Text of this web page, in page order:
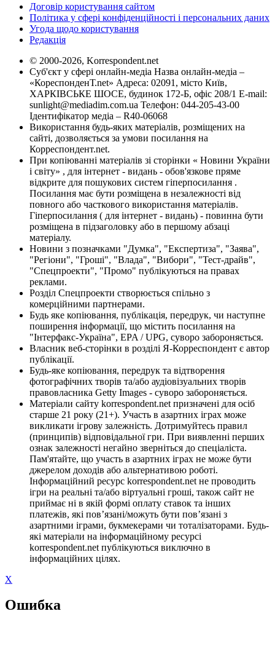
Договір користування сайтом
Політика у сфері конфіденційності і персональних даних
Угода щодо користування
Редакція
© 2000-2026, Korrespondent.net
Суб'єкт у сфері онлайн-медіа Назва онлайн-медіа –
«КореспонденТ.net» Адреса: 02091, місто Київ,
ХАРКІВСЬКЕ ШОСЕ, будинок 172-Б, офіс 208/1 E-mail:
sunlight@mediadim.com.ua Телефон: 044-205-43-00
Ідентифікатор медіа – R40-06068
Використання будь-яких матеріалів, розміщених на
сайті, дозволяється за умови посилання на
Корреспондент.net.
При копіюванні матеріалів зі сторінки « Новини України
і світу» , для інтернет - видань - обов'язкове пряме
відкрите для пошукових систем гіперпосилання .
Посилання має бути розміщена в незалежності від
повного або часткового використання матеріалів.
Гіперпосилання ( для інтернет - видань) - повинна бути
розміщена в підзаголовку або в першому абзаці
матеріалу.
Новини з позначками "Думка", "Експертиза", "Заява",
"Регіони", "Гроші", "Влада", "Вибори", "Тест-драйв",
"Спецпроекти", "Промо" публікуються на правах
реклами.
Розділ Спецпроекти створюється спільно з
комерційними партнерами.
Будь яке копіювання, публікація, передрук, чи наступне
поширення інформації, що містить посилання на
"Інтерфакс-Україна", EPA / UPG, суворо забороняється.
Власник веб-сторінки в розділі Я-Корреспондент є автор
публікації.
Будь-яке копіювання, передрук та відтворення
фотографічних творів та/або аудіовізуальних творів
правовласника Getty Images - суворо забороняється.
Матеріали сайту korrespondent.net призначені для осіб
старше 21 року (21+). Участь в азартних іграх може
викликати ігрову залежність. Дотримуйтесь правил
(принципів) відповідальної гри. При виявленні перших
ознак залежності негайно зверніться до спеціаліста.
Пам'ятайте, що участь в азартних іграх не може бути
джерелом доходів або альтернативою роботі.
Інформаційний ресурс korrespondent.net не проводить
ігри на реальні та/або віртуальні гроші, також сайт не
приймає ні в якій формі оплату ставок та інших
платежів, які пов’язані/можуть бути пов’язані з
азартними іграми, букмекерами чи тоталізаторами. Будь-
які матеріали на інформаційному ресурсі
korrespondent.net публікуються виключно в
інформаційних цілях.
X
Ошибка